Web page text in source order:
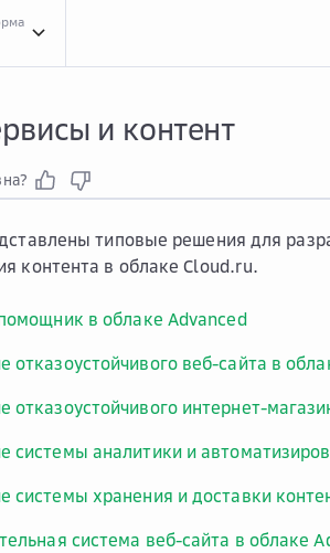
и контент
типовые решения для
контента в облаке Cloud.ru.
в облаке Advanced
отказоустойчивого веб-сайта в
отказоустойчивого интернет-
системы аналитики и
системы хранения и доставки
система веб-сайта в облаке